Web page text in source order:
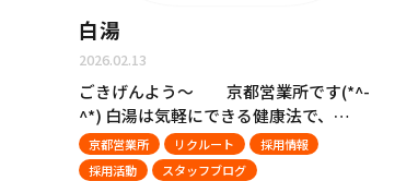
白湯
2026.02.13
ごきげんよう～ 京都営業所です(*^-
^*) 白湯は気軽にできる健康法で、…
京都営業所 リクルート
採用情報
採用活動
スタッフブログ